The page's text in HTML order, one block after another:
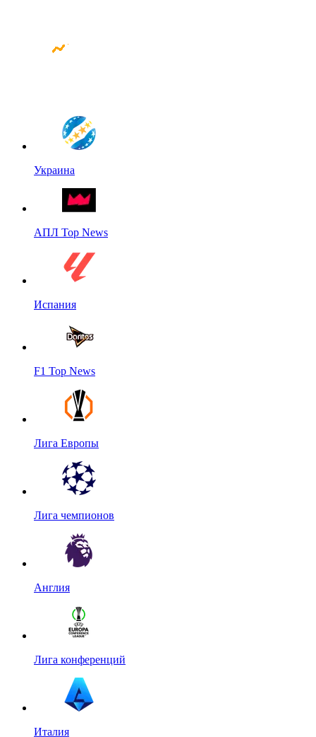
Украина
АПЛ Top News
Испания
F1 Top News
Лига Европы
Лига чемпионов
Англия
Лига конференций
Италия